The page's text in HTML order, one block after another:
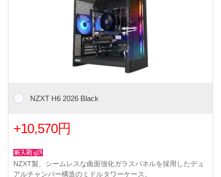
NZXT H6 2026 Black
+10,570円
NZXT製、シームレスな曲面強化ガラスパネルを採用したデュ
アルチャンバー構造のミドルタワーケース。